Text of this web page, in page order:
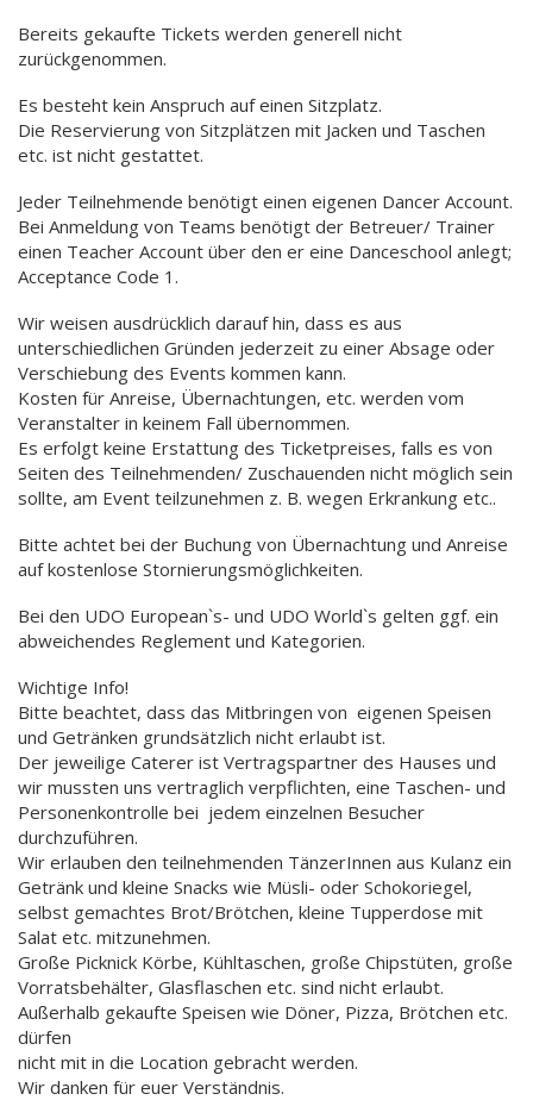
Bereits gekaufte Tickets werden generell nicht
zurückgenommen.
Es besteht kein Anspruch auf einen Sitzplatz.
Die Reservierung von Sitzplätzen mit Jacken und Taschen
etc. ist nicht gestattet.
Jeder Teilnehmende benötigt einen eigenen Dancer Account.
Bei Anmeldung von Teams benötigt der Betreuer/ Trainer
einen Teacher Account über den er eine Danceschool anlegt;
Acceptance Code 1.
Wir weisen ausdrücklich darauf hin, dass es aus
unterschiedlichen Gründen jederzeit zu einer Absage oder
Verschiebung des Events kommen kann.
Kosten für Anreise, Übernachtungen, etc. werden vom
Veranstalter in keinem Fall übernommen.
Es erfolgt keine Erstattung des Ticketpreises, falls es von
Seiten des Teilnehmenden/ Zuschauenden nicht möglich sein
sollte, am Event teilzunehmen z. B. wegen Erkrankung etc..
Bitte achtet bei der Buchung von Übernachtung und Anreise
auf kostenlose Stornierungsmöglichkeiten.
Bei den UDO European`s- und UDO World`s gelten ggf. ein
abweichendes Reglement und Kategorien.
Wichtige Info!
Bitte beachtet, dass das Mitbringen von eigenen Speisen
und Getränken grundsätzlich nicht erlaubt ist.
Der jeweilige Caterer ist Vertragspartner des Hauses und
wir mussten uns vertraglich verpflichten, eine Taschen- und
Personenkontrolle bei jedem einzelnen Besucher
durchzuführen.
Wir erlauben den teilnehmenden TänzerInnen aus Kulanz ein
Getränk und kleine Snacks wie Müsli- oder Schokoriegel,
selbst gemachtes Brot/Brötchen, kleine Tupperdose mit
Salat etc. mitzunehmen.
Große Picknick Körbe, Kühltaschen, große Chipstüten, große
Vorratsbehälter, Glasflaschen etc. sind nicht erlaubt.
Außerhalb gekaufte Speisen wie Döner, Pizza, Brötchen etc.
dürfen
nicht mit in die Location gebracht werden.
Wir danken für euer Verständnis.